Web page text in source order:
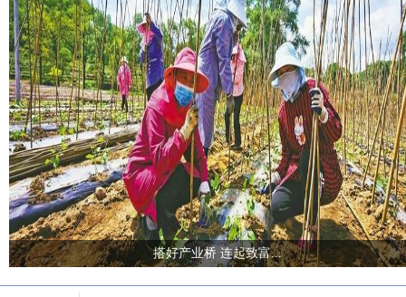
搭好产业桥 连起致富...